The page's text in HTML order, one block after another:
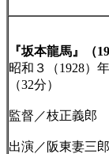
『坂本龍馬』（
昭和３（1928）
（32分）
監督／枝正義郎
出演／阪東妻三